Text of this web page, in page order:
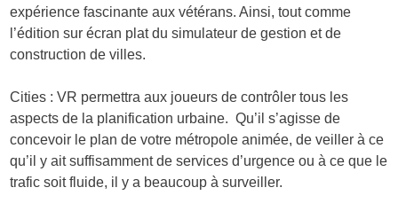
expérience fascinante aux vétérans. Ainsi, tout comme
l’édition sur écran plat du simulateur de gestion et de
construction de villes.
Cities : VR permettra aux joueurs de contrôler tous les
aspects de la planification urbaine. Qu’il s’agisse de
concevoir le plan de votre métropole animée, de veiller à ce
qu’il y ait suffisamment de services d’urgence ou à ce que le
trafic soit fluide, il y a beaucoup à surveiller.